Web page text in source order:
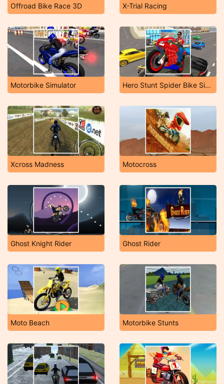
Offroad Bike Race 3D X-Trial Racing
Motorbike Simulator Hero Stunt Spider Bike Simulator 3D
Xcross Madness Motocross
Ghost Knight Rider Ghost Rider
Moto Beach Motorbike Stunts